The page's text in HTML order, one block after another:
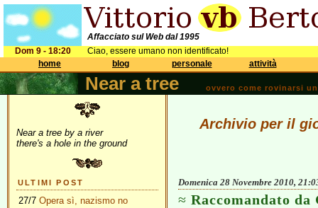
Affacciato sul Web dal 1995
Dom 9 - 18:20
Ciao, essere umano non identificato!
home
blog personale attività
Near a tree ovvero come rovinarsi
Near a tree by a river
there's a hole in the ground
ULTIMI POST
27/7 Opera sì, nazismo no
Archivio per il
Domenica 28 Novembre 2010,
Raccomandato da